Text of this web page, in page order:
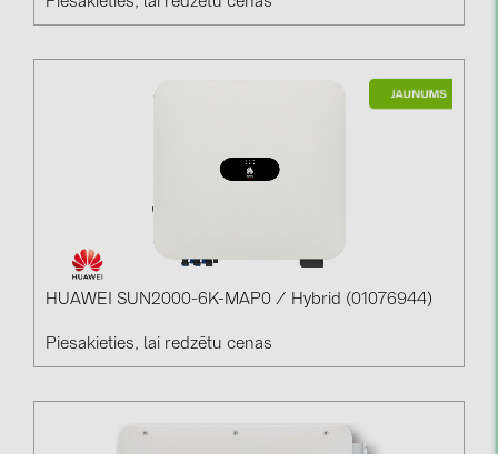
HUAWEI SUN2000-6K-MAP0 / Hybrid (01076944)
Piesakieties, lai redzētu cenas